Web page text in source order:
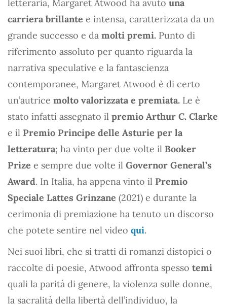
letteraria, Margaret Atwood ha avuto una
carriera brillante e intensa, caratterizzata da un
grande successo e da molti premi. Punto di
riferimento assoluto per quanto riguarda la
narrativa speculative e la fantascienza
contemporanee, Margaret Atwood è di certo
un’autrice molto valorizzata e premiata. Le è
stato infatti assegnato il premio Arthur C. Clarke
e il Premio Principe delle Asturie per la
letteratura; ha vinto per due volte il Booker
Prize e sempre due volte il Governor General’s
Award. In Italia, ha appena vinto il Premio
Speciale Lattes Grinzane (2021) e durante la
cerimonia di premiazione ha tenuto un discorso
che potete sentire nel video qui.
Nei suoi libri, che si tratti di romanzi distopici o
raccolte di poesie, Atwood affronta spesso temi
quali la parità di genere, la violenza sulle donne,
la sacralità della libertà dell’individuo, la